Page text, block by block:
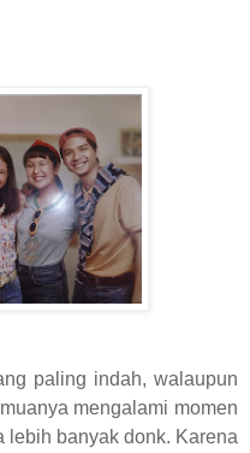
paling indah, walaupun
mengalami momen
lebih banyak donk. Karena